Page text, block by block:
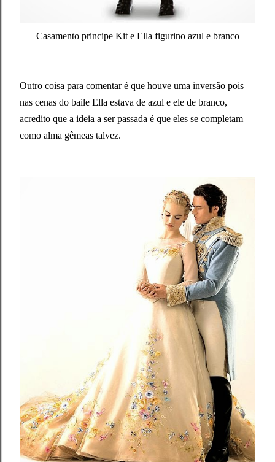
Casamento principe Kit e Ella figurino azul e branco
Outro coisa para comentar é que houve uma inversão pois
nas cenas do baile Ella estava de azul e ele de branco,
acredito que a ideia a ser passada é que eles se completam
como alma gêmeas talvez.